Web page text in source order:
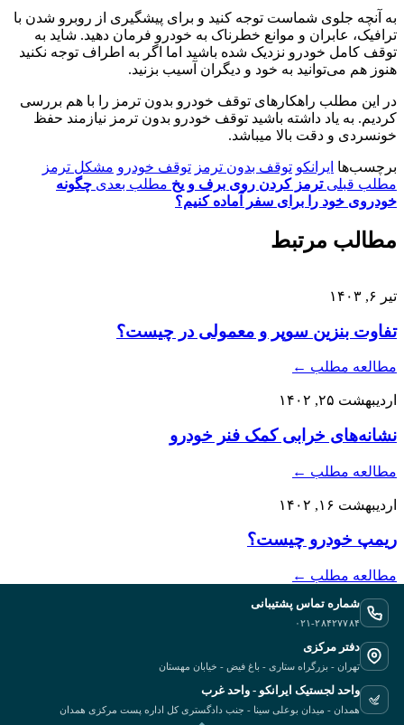
به آنچه جلوی شماست توجه کنید و برای پیشگیری از روبرو شدن با
ترافیک، عابران و موانع خطرناک به خودرو فرمان دهید. شاید به
توقف کامل خودرو نزدیک شده باشید اما اگر به اطراف توجه نکنید
هنوز هم می‌توانید به خود و دیگران آسیب بزنید.
در این مطلب راهکارهای توقف خودرو بدون ترمز را با هم بررسی
کردیم. به یاد داشته باشید توقف خودرو بدون ترمز نیازمند حفظ
خونسردی و دقت بالا میباشد.
برچسب‌ها ایرانکو توقف بدون ترمز توقف خودرو مشکل ترمز
مطلب قبلی ترمز کردن روی برف و یخ مطلب بعدی چگونه
خودروی خود را برای سفر آماده کنیم؟
مطالب مرتبط
تیر ۶, ۱۴۰۳
تفاوت بنزین سوپر و معمولی در چیست؟
مطالعه مطلب ←
اردیبهشت ۲۵, ۱۴۰۲
نشانه‌های خرابی کمک فنر خودرو
مطالعه مطلب ←
اردیبهشت ۱۶, ۱۴۰۲
ریمپ خودرو چیست؟
مطالعه مطلب ←
شماره تماس پشتیبانی
۰۲۱-۲۸۴۲۷۷۸۴
دفتر مرکزی
تهران - بزرگراه ستاری - باغ فیض - خیابان مهستان
واحد لجستیک ایرانکو - واحد غرب
همدان - میدان بوعلی سینا - جنب دادگستری کل اداره پست مرکزی همدان